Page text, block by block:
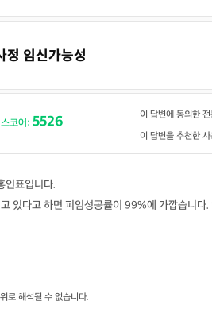
정 임신가능성
코어: 5526 이 답변에 동의한
이 답변을 추천한
인표입니다.
있다고 하면 피임성공률이 99%에 가깝습니다.
로 해석될 수 없습니다.